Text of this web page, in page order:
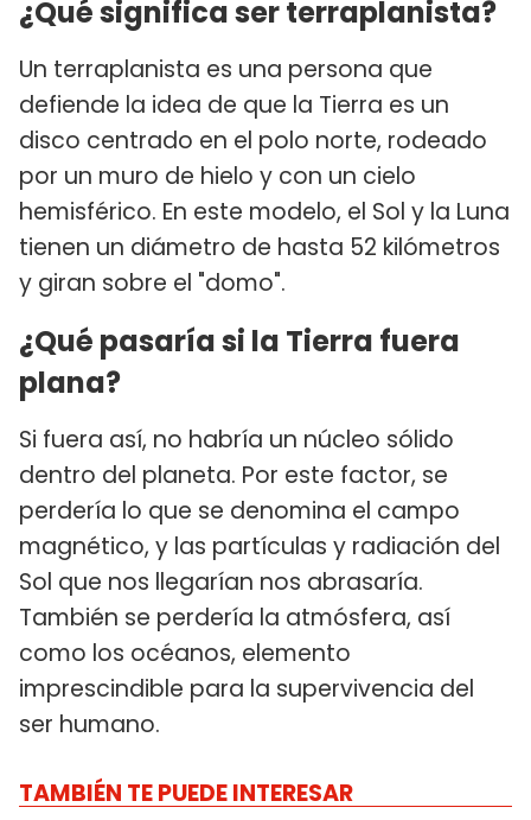
¿Qué significa ser terraplanista?
Un terraplanista es una persona que
defiende la idea de que la Tierra es un
disco centrado en el polo norte, rodeado
por un muro de hielo y con un cielo
hemisférico. En este modelo, el Sol y la Luna
tienen un diámetro de hasta 52 kilómetros
y giran sobre el "domo".
¿Qué pasaría si la Tierra fuera
plana?
Si fuera así, no habría un núcleo sólido
dentro del planeta. Por este factor, se
perdería lo que se denomina el campo
magnético, y las partículas y radiación del
Sol que nos llegarían nos abrasaría.
También se perdería la atmósfera, así
como los océanos, elemento
imprescindible para la supervivencia del
ser humano.
TAMBIÉN TE PUEDE INTERESAR